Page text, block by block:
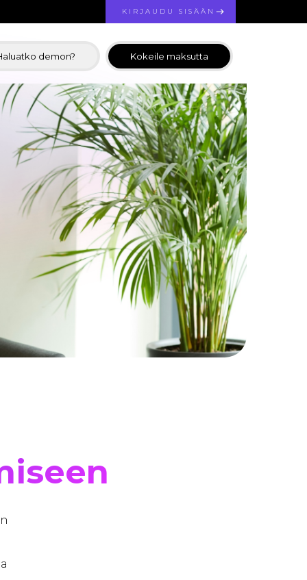
KIRJAUDU SISÄÄN
demon? Kokeile maksutta